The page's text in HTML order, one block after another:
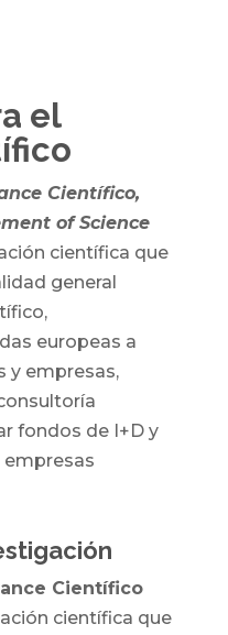
el
Científico,
of Science
científica que
general
europeas a
y empresas,
fondos de I+D y
Científico
científica que